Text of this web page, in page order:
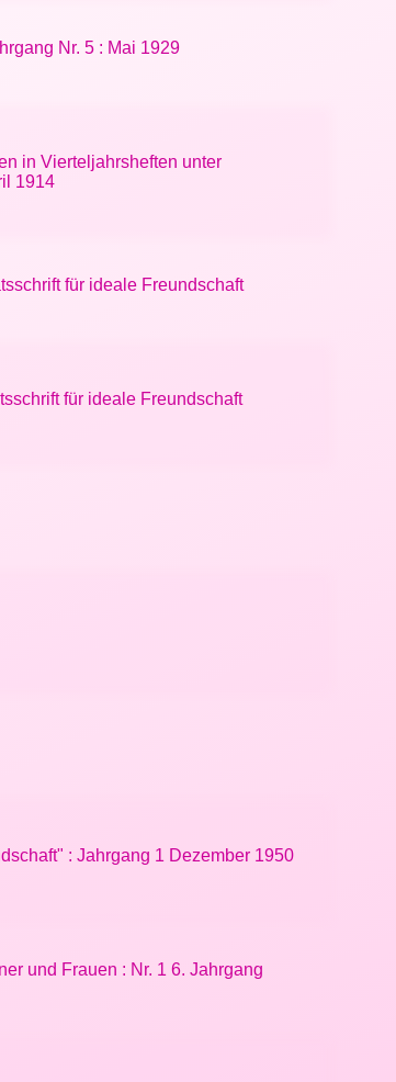
Nr. 5 : Mai 1929
in Vierteljahrsheften unter
1914
für ideale Freundschaft
für ideale Freundschaft
: Jahrgang 1 Dezember 1950
und Frauen : Nr. 1 6. Jahrgang